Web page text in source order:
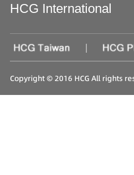
HCG International
|
Copyright © 2016 HCG All rights